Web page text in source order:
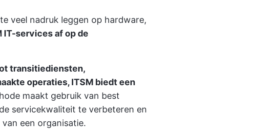
veel nadruk leggen op hardware,
IT-services af op de
transitiediensten,
operaties, ITSM biedt een
maakt gebruik van best
servicekwaliteit te verbeteren en
een organisatie.